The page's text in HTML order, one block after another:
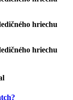
hriechu
hriechu